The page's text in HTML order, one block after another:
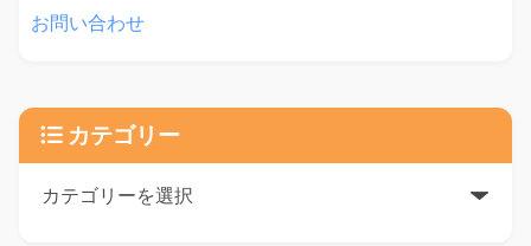
お問い合わせ
カテゴリー